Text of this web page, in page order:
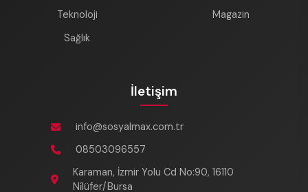
Teknoloji
Sağlık
Magazin
İletişim
info@sosyalmax.com.tr
08503096557
Karaman, İzmir Yolu Cd No:90, 16110
Ni̇lüfer/Bursa